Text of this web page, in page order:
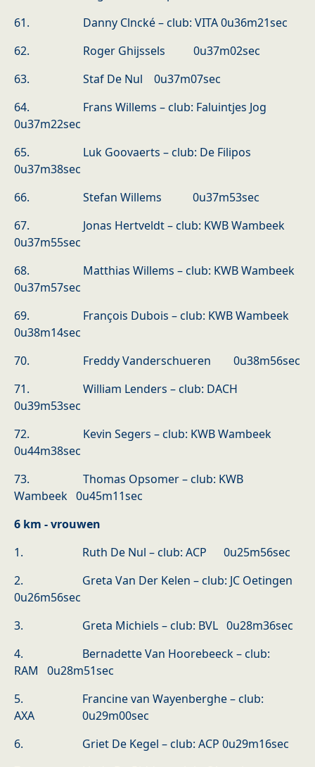
61. Danny Clncké – club: VITA 0u36m21sec
62. Roger Ghijssels 0u37m02sec
63. Staf De Nul 0u37m07sec
64. Frans Willems – club: Faluintjes Jog
0u37m22sec
65. Luk Goovaerts – club: De Filipos
0u37m38sec
66. Stefan Willems 0u37m53sec
67. Jonas Hertveldt – club: KWB Wambeek
0u37m55sec
68. Matthias Willems – club: KWB Wambeek
0u37m57sec
69. François Dubois – club: KWB Wambeek
0u38m14sec
70. Freddy Vanderschueren 0u38m56sec
71. William Lenders – club: DACH
0u39m53sec
72. Kevin Segers – club: KWB Wambeek
0u44m38sec
73. Thomas Opsomer – club: KWB
Wambeek 0u45m11sec
6 km - vrouwen
1. Ruth De Nul – club: ACP 0u25m56sec
2. Greta Van Der Kelen – club: JC Oetingen
0u26m56sec
3. Greta Michiels – club: BVL 0u28m36sec
4. Bernadette Van Hoorebeeck – club:
RAM 0u28m51sec
5. Francine van Wayenberghe – club:
AXA 0u29m00sec
6. Griet De Kegel – club: ACP 0u29m16sec